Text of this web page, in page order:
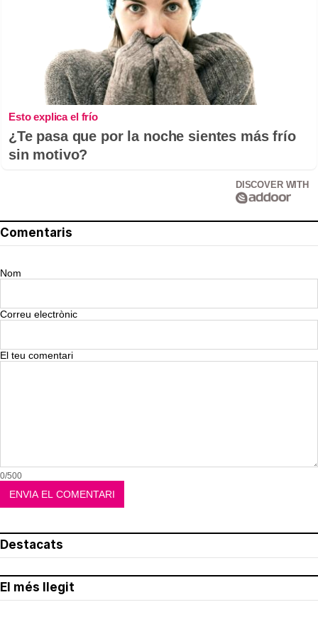
Esto explica el frío
¿Te pasa que por la noche sientes más frío
sin motivo?
DISCOVER WITH
Comentaris
Nom
Correu electrònic
El teu comentari
0/500
Destacats
El més llegit